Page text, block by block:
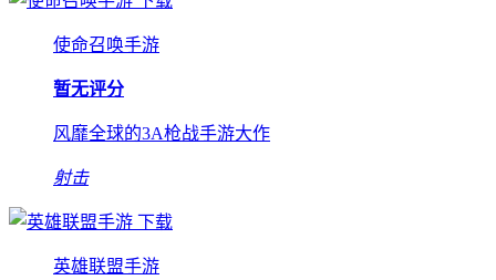
使命召唤手游
暂无评分
风靡全球的3A枪战手游大作
射击
下载
英雄联盟手游